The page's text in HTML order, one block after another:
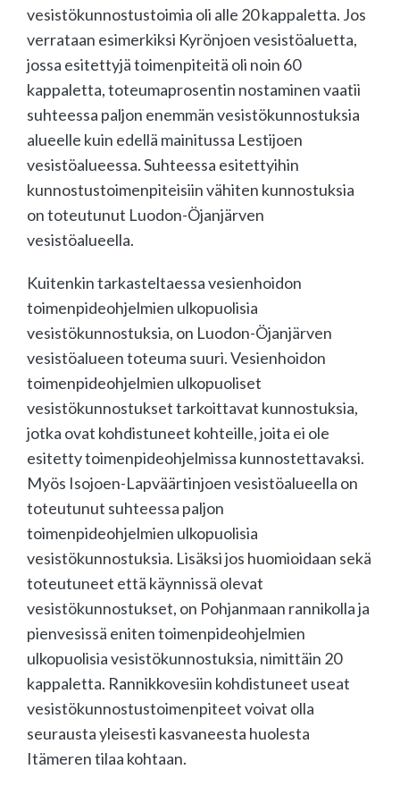
vesistökunnostustoimia oli alle 20 kappaletta. Jos
verrataan esimerkiksi Kyrönjoen vesistöaluetta,
jossa esitettyjä toimenpiteitä oli noin 60
kappaletta, toteumaprosentin nostaminen vaatii
suhteessa paljon enemmän vesistökunnostuksia
alueelle kuin edellä mainitussa Lestijoen
vesistöalueessa. Suhteessa esitettyihin
kunnostustoimenpiteisiin vähiten kunnostuksia
on toteutunut Luodon-Öjanjärven
vesistöalueella.
Kuitenkin tarkasteltaessa vesienhoidon
toimenpideohjelmien ulkopuolisia
vesistökunnostuksia, on Luodon-Öjanjärven
vesistöalueen toteuma suuri. Vesienhoidon
toimenpideohjelmien ulkopuoliset
vesistökunnostukset tarkoittavat kunnostuksia,
jotka ovat kohdistuneet kohteille, joita ei ole
esitetty toimenpideohjelmissa kunnostettavaksi.
Myös Isojoen-Lapväärtinjoen vesistöalueella on
toteutunut suhteessa paljon
toimenpideohjelmien ulkopuolisia
vesistökunnostuksia. Lisäksi jos huomioidaan sekä
toteutuneet että käynnissä olevat
vesistökunnostukset, on Pohjanmaan rannikolla ja
pienvesissä eniten toimenpideohjelmien
ulkopuolisia vesistökunnostuksia, nimittäin 20
kappaletta. Rannikkovesiin kohdistuneet useat
vesistökunnostustoimenpiteet voivat olla
seurausta yleisesti kasvaneesta huolesta
Itämeren tilaa kohtaan.